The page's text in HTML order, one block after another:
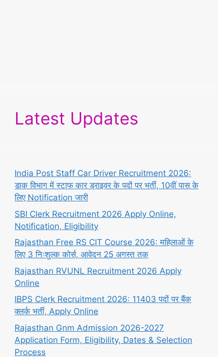
Latest Updates
India Post Staff Car Driver Recruitment 2026:
डाक विभाग में स्टाफ कार ड्राइवर के पदों पर भर्ती, 10वीं पास के
लिए Notification जारी
SBI Clerk Recruitment 2026 Apply Online,
Notification, Eligibility
Rajasthan Free RS CIT Course 2026: महिलाओं के
लिए 3 निःशुल्क कोर्स, आवेदन 25 अगस्त तक
Rajasthan RVUNL Recruitment 2026 Apply
Online
IBPS Clerk Recruitment 2026: 11403 पदों पर बैंक
क्लर्क भर्ती, Apply Online
Rajasthan Gnm Admission 2026-2027
Application Form, Eligibility, Dates & Selection
Process